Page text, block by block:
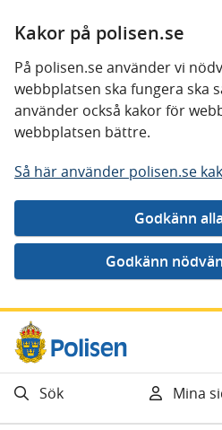
Kakor på polisen.se
På polisen.se använder vi
webbplatsen ska fungera ska
använder också kakor för
webbplatsen bättre.
Så här använder polisen.se
Gå direkt till innehåll
Sök Mina